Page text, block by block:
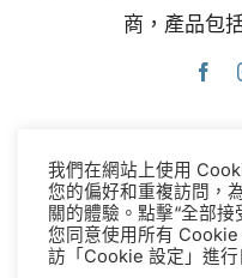
商，產品包
本網站使用Google翻
種語言。聯絡我們如
譯，請告知我們
我們在網站上使用
您的偏好和重複訪問，
關的體驗。點擊“全部接
您同意使用所有
訪「Cookie 設定」進行